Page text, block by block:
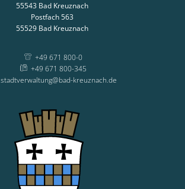
55543 Bad Kreuznach
Postfach 563
55529 Bad Kreuznach
+49 671 800-0
+49 671 800-345
stadtverwaltung@bad-kreuznach.de